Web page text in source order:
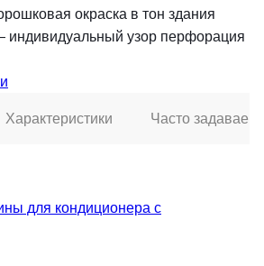
окраска в тон здания
индивидуальный узор перфорация
Характеристики Часто